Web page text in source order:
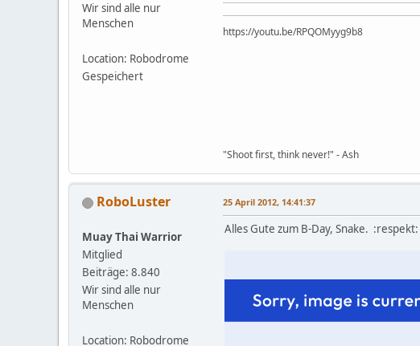
Wir sind alle nur
Menschen
Location: Robodrome
Gespeichert
https://youtu.be/RPQOMyyg9b8
"Shoot first, think never!" - Ash
RoboLuster
Muay Thai Warrior
Mitglied
Beiträge: 8.840
Wir sind alle nur
Menschen
Location: Robodrome
25 April 2012, 14:41:37
Alles Gute zum B-Day, Snake. :respekt: